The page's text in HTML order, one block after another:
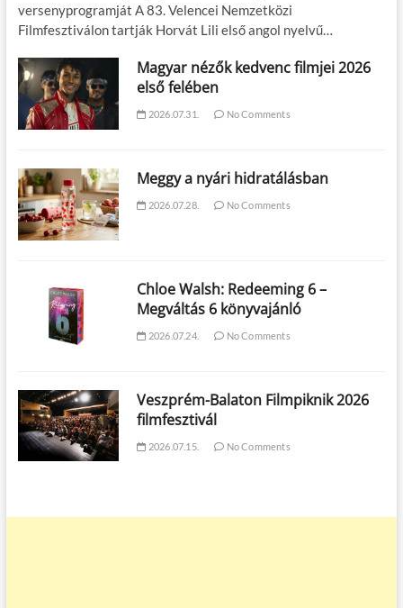
versenyprogramját A 83. Velencei Nemzetközi
Filmfesztiválon tartják Horvát Lili első angol nyelvű…
Magyar nézők kedvenc filmjei 2026
első felében
2026.07.31. No Comments
Meggy a nyári hidratálásban
2026.07.28. No Comments
Chloe Walsh: Redeeming 6 –
Megváltás 6 könyvajánló
2026.07.24. No Comments
Veszprém-Balaton Filmpiknik 2026
filmfesztivál
2026.07.15. No Comments